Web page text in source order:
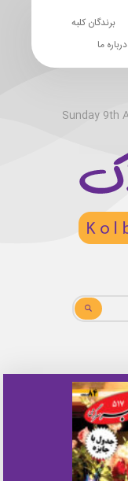
برندگان کلبه
درباره ما